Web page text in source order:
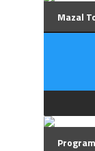
Mazal